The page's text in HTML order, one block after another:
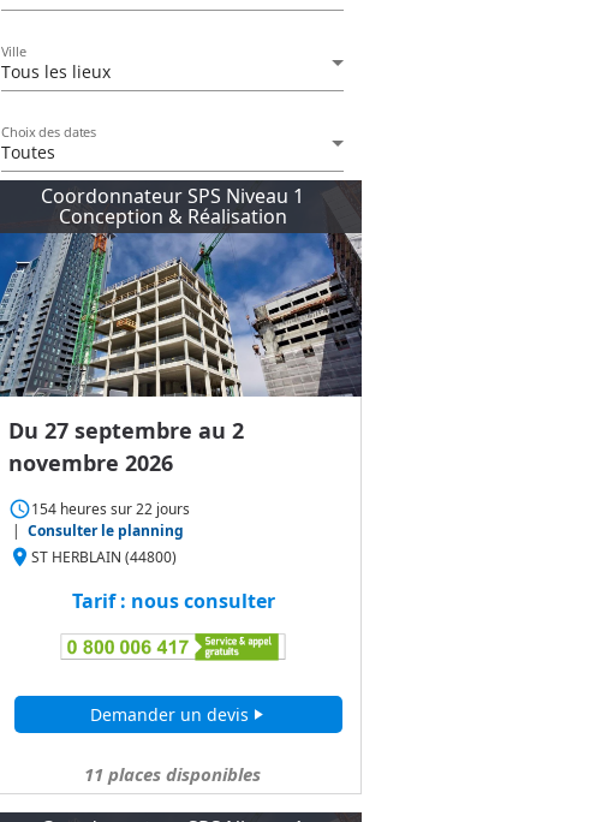
Ville
Tous les lieux
Choix des dates
Toutes
Coordonnateur SPS Niveau 1
Conception & Réalisation
Du 27 septembre au 2
novembre 2026
access_time154 heuressur22 jours
| Consulter le planning
placeST HERBLAIN (44800)
Tarif : nous consulter
Demander un devis play_arrow
11places disponibles